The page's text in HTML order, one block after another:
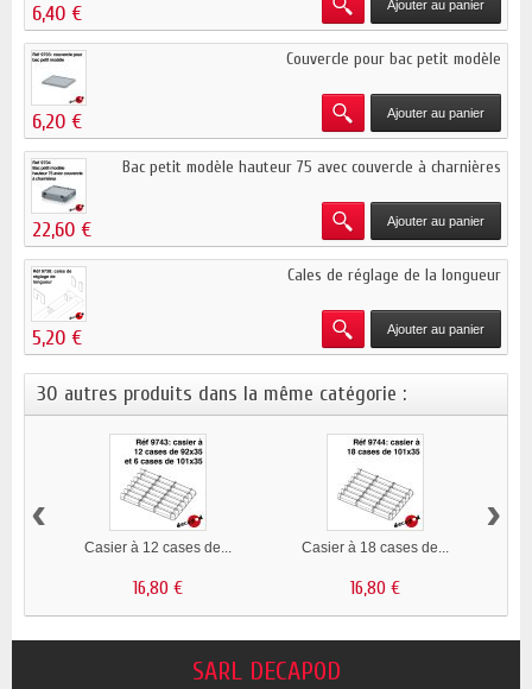
6,40 € Ajouter au panier
Couvercle pour bac petit modèle
6,20 € Ajouter au panier
Bac petit modèle hauteur 75 avec couvercle à charnières
22,60 € Ajouter au panier
Cales de réglage de la longueur
5,20 € Ajouter au panier
30 autres produits dans la même catégorie :
Casier à 12 cases de...
16,80 €
Casier à 18 cases de...
16,80 €
‹ ›
SARL DECAPOD